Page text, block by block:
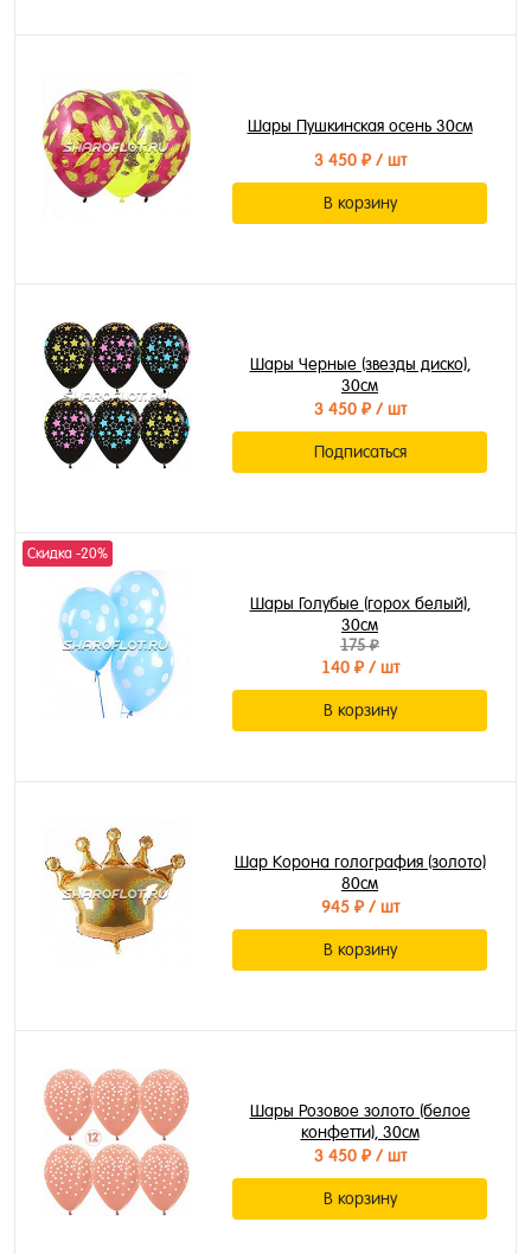
Шары Пушкинская осень 30см
3 450 ₽/ шт
В корзину
Шары Черные (звезды диско),
30см
3 450 ₽/ шт
Подписаться
Скидка -20%
Шары Голубые (горох белый),
30см
175 ₽
140 ₽/ шт
В корзину
Шар Корона голография (золото)
80см
945 ₽/ шт
В корзину
Шары Розовое золото (белое
конфетти), 30см
3 450 ₽/ шт
В корзину